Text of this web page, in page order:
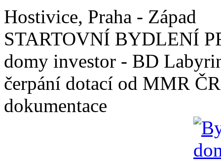
Hostivice, Praha - Západ
STARTOVNÍ BYDLENÍ
domy investor - BD
čerpání dotací od MMR
dokumentace